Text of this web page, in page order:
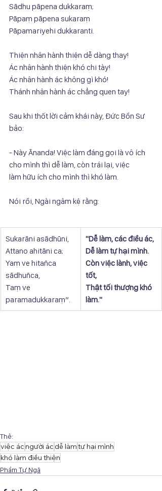
Sādhu pāpena dukkaraṃ;
Pāpaṃ pāpena sukaraṃ
Pāpamariyehi dukkaranti.
Thiện nhân hành thiện dễ dàng thay!
Ác nhân hành thiện khó chi tày!
Ác nhân hành ác không gì khó!
Thánh nhân hành ác chẳng quen tay!
Sau khi thốt lời cảm khái này, Đức Bổn Sư
bảo:
- Này Ānanda! Việc làm đáng gọi là vô ích
cho mình thì dễ làm, còn trái lại, việc
làm hữu ích cho mình thì khó làm.
Nói rồi, Ngài ngâm kệ rằng:
Sukarāni asādhūni,
Attano ahitāni ca;
Yaṃ ve hitañca
sādhuñca,
Taṃ ve
paramadukkaraṃ”.
"Dễ làm, các điều ác,
Dễ làm tự hại mình.
Còn việc lành, việc
tốt,
Thật tối thượng khó
làm."
Thẻ:
việc ácngười ácdễ làmtự hại mình
khó làm điều thiện
Phẩm Tự Ngã